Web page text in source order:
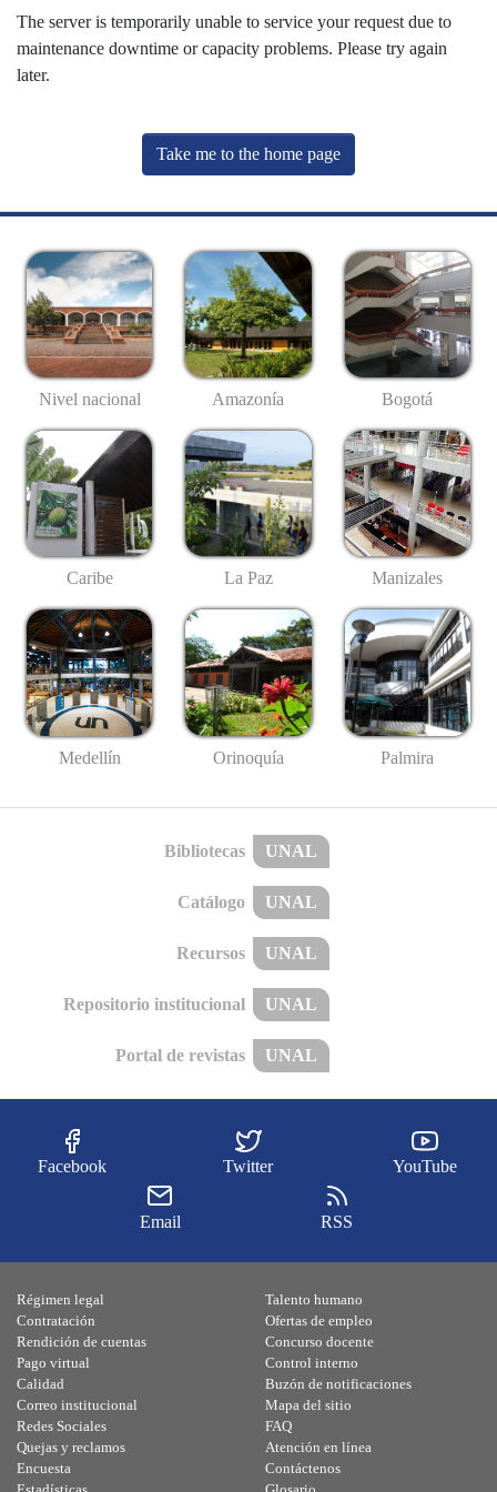
The server is temporarily unable to service your request due to
maintenance downtime or capacity problems. Please try again
later.
Take me to the home page
Nivel nacional Amazonía Bogotá
Caribe La Paz Manizales
Medellín Orinoquía Palmira
Bibliotecas UNAL
Catálogo UNAL
Recursos UNAL
Repositorio institucional UNAL
Portal de revistas UNAL
Facebook Twitter YouTube
Email RSS
Régimen legal
Contratación
Rendición de cuentas
Pago virtual
Calidad
Talento humano
Ofertas de empleo
Concurso docente
Control interno
Buzón de notificaciones
Correo institucional
Redes Sociales
Quejas y reclamos
Encuesta
Mapa del sitio
FAQ
Atención en línea
Contáctenos